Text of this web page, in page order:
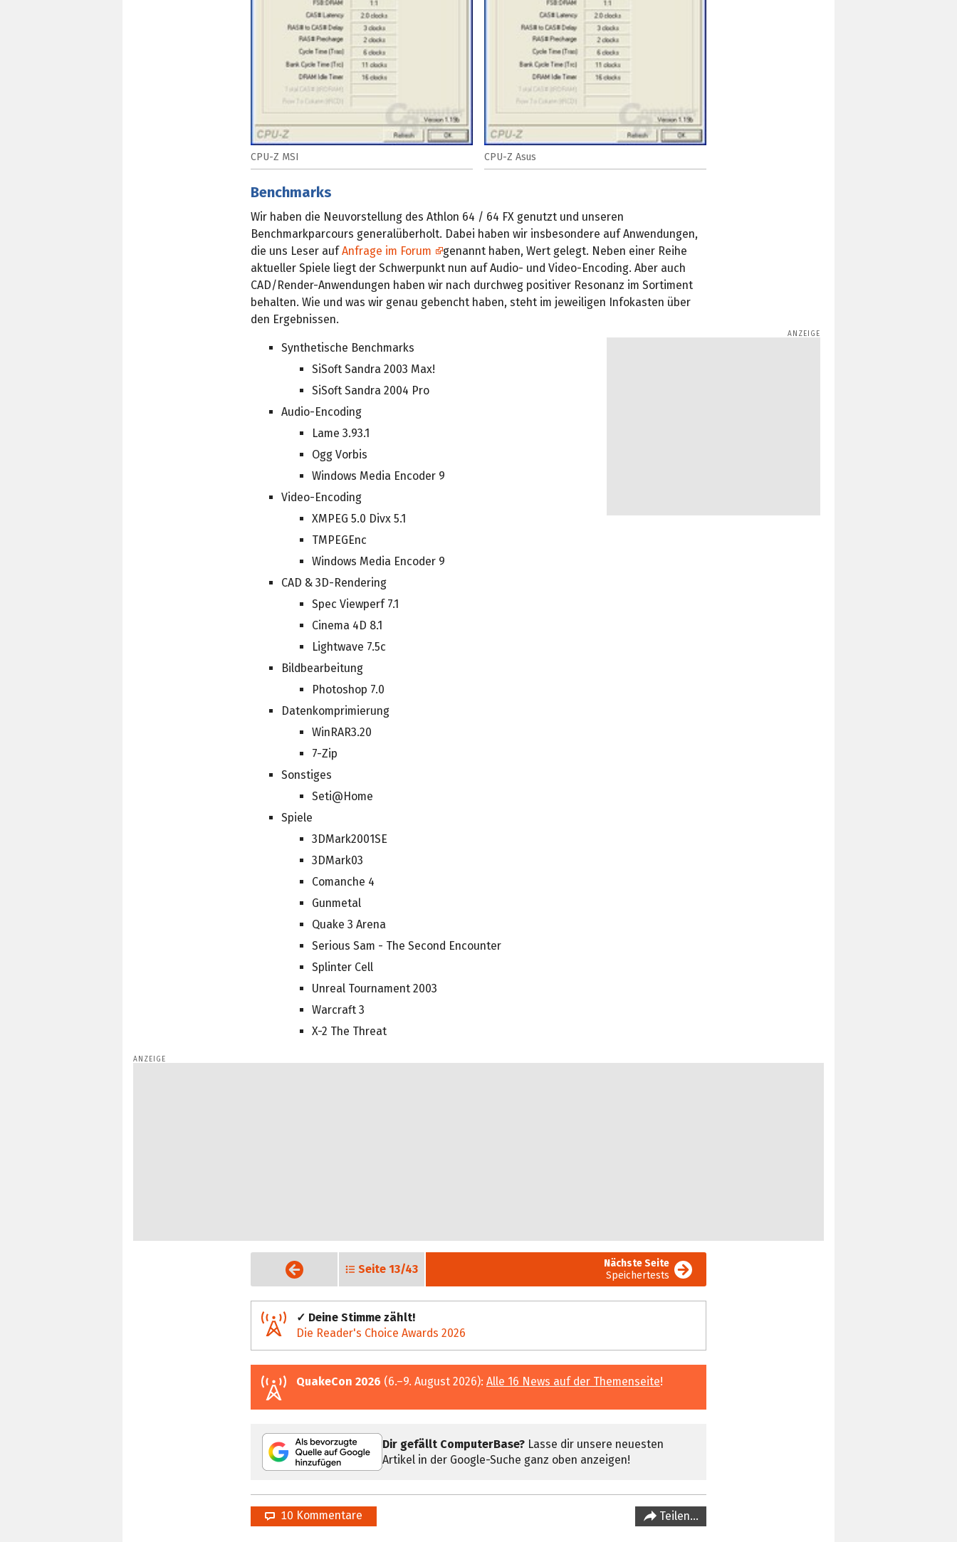
CPU-Z MSI CPU-Z Asus
Benchmarks
Wir haben die Neuvorstellung des Athlon 64 / 64 FX genutzt und unseren
Benchmarkparcours generalüberholt. Dabei haben wir insbesondere auf Anwendungen,
die uns Leser aufAnfrage im Forum
genannt haben, Wert gelegt. Neben einer Reihe
aktueller Spiele liegt der Schwerpunkt nun auf Audio- und Video-Encoding. Aber auch
CAD/Render-Anwendungen haben wir nach durchweg positiver Resonanz im Sortiment
behalten. Wie und was wir genau gebencht haben, steht im jeweiligen Infokasten über
den Ergebnissen.
Synthetische Benchmarks
SiSoft Sandra 2003 Max!
SiSoft Sandra 2004 Pro
Audio-Encoding
Lame 3.93.1
Ogg Vorbis
Windows Media Encoder 9
Video-Encoding
XMPEG 5.0 Divx 5.1
TMPEGEnc
Windows Media Encoder 9
CAD & 3D-Rendering
Spec Viewperf 7.1
Cinema 4D 8.1
Lightwave 7.5c
Bildbearbeitung
Photoshop 7.0
Datenkomprimierung
WinRAR3.20
7-Zip
Sonstiges
Seti@Home
Spiele
3DMark2001SE
3DMark03
Comanche 4
Gunmetal
Quake 3 Arena
Serious Sam - The Second Encounter
Splinter Cell
Unreal Tournament 2003
Warcraft 3
X-2 The Threat
Vorige Seite Seite 13/43
Nächste Seite
Speichertests
✓ Deine Stimme zählt!
Die Reader's Choice Awards 2026
QuakeCon 2026 (6.–9. August 2026): Alle 16 News auf der Themenseite!
Dir gefällt ComputerBase? Lasse dir unsere neuesten
Artikel in der Google-Suche ganz oben anzeigen!
10 Kommentare Teilen…